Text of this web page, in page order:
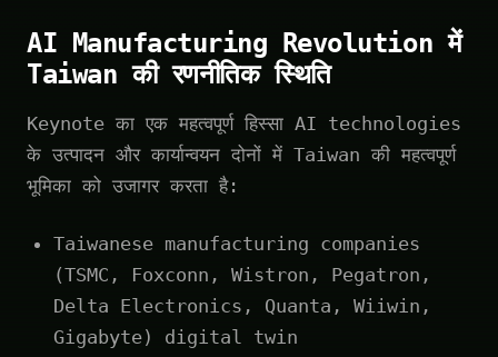
AI Manufacturing Revolution में
Taiwan की रणनीतिक स्थिति
Keynote का एक महत्वपूर्ण हिस्सा AI technologies
के उत्पादन और कार्यान्वयन दोनों में Taiwan की महत्वपूर्ण
भूमिका को उजागर करता है:
Taiwanese manufacturing companies
(TSMC, Foxconn, Wistron, Pegatron,
Delta Electronics, Quanta, Wiiwin,
Gigabyte) digital twin